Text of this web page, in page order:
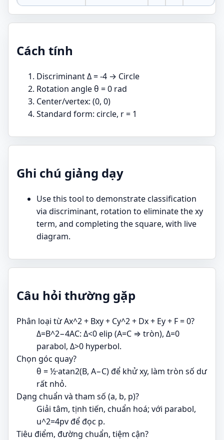
Cách tính
Discriminant Δ = -4 → Circle
Rotation angle θ = 0 rad
Center/vertex: (0, 0)
Standard form: circle, r = 1
Ghi chú giảng dạy
Use this tool to demonstrate classification
via discriminant, rotation to eliminate the xy
term, and completing the square, with live
diagram.
Câu hỏi thường gặp
Phân loại từ Ax^2 + Bxy + Cy^2 + Dx + Ey + F = 0?
Δ=B^2−4AC: Δ<0 elip (A=C ⇒ tròn), Δ=0
parabol, Δ>0 hyperbol.
Chọn góc quay?
θ = ½·atan2(B, A−C) để khử xy, làm tròn số dư
rất nhỏ.
Dạng chuẩn và tham số (a, b, p)?
Giải tâm, tịnh tiến, chuẩn hoá; với parabol,
u^2=4pv để đọc p.
Tiêu điểm, đường chuẩn, tiệm cận?